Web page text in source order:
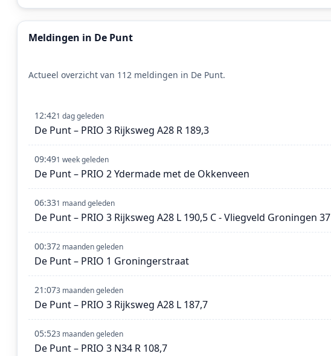
Meldingen in De Punt
Actueel overzicht van 112 meldingen in De Punt.
12:421 dag geleden
De Punt – PRIO 3 Rijksweg A28 R 189,3
09:491 week geleden
De Punt – PRIO 2 Ydermade met de Okkenveen
06:331 maand geleden
De Punt – PRIO 3 Rijksweg A28 L 190,5 C - Vliegveld Groningen 37
00:372 maanden geleden
De Punt – PRIO 1 Groningerstraat
21:073 maanden geleden
De Punt – PRIO 3 Rijksweg A28 L 187,7
05:523 maanden geleden
De Punt – PRIO 3 N34 R 108,7